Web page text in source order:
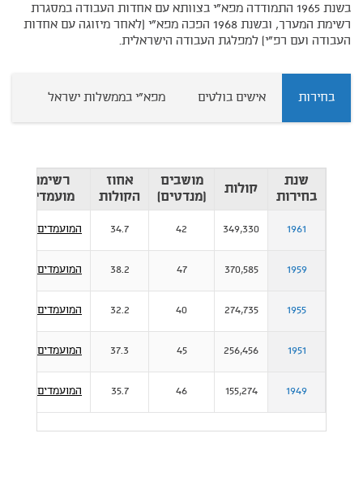
בשנת 1965 התמודדה מפא"י בצוותא עם אחדות העבודה במסגרת
רשימת המערך, ובשנת 1968 הפכה מפא"י (לאחר מיזוגה עם אחדות
העבודה ועם רפ"י) למפלגת העבודה הישראלית.
בחירות אישים בולטים מפא"י בממשלות ישראל
שנת
בחירות
קולות
מושבים
(מנדטים)
אחוז
הקולות
רשימת
מועמדים
1961
349,330
42
34.7 המועמדים
1959
370,585
47
38.2 המועמדים
1955
274,735
40
32.2 המועמדים
1951
256,456
45
37.3 המועמדים
1949
155,274
46
35.7 המועמדים